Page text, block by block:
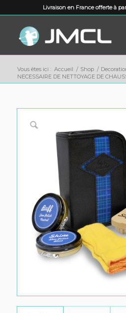
Livraison en France offerte à
Vous êtes ici : Accueil / Shop /
NECESSAIRE DE NETTOYAGE DE